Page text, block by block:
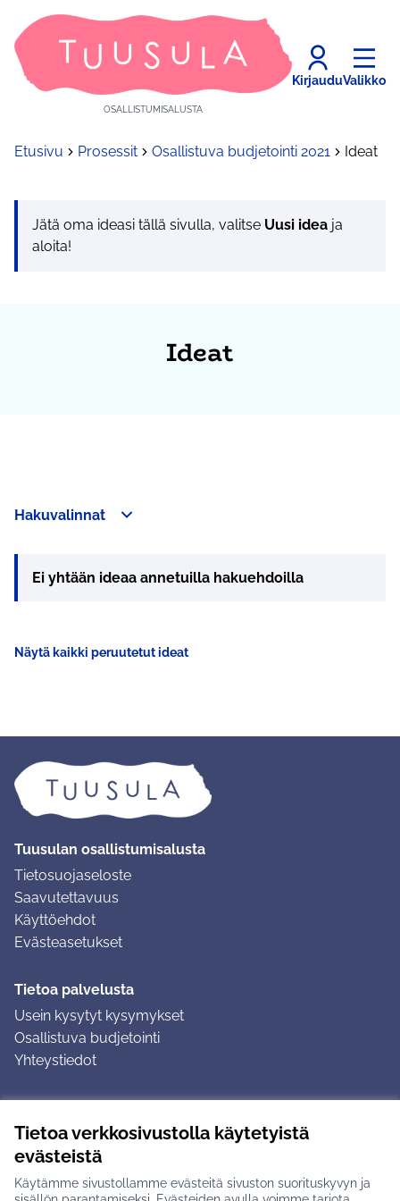
Tietoa verkkosivustolla käytetyistä
evästeistä
Käytämme sivustollamme evästeitä sivuston suorituskyvyn ja
OSALLISTUMISALUSTA
KirjauduValikko
Etusivu Prosessit Osallistuva budjetointi 2021 Ideat
Jätä oma ideasi tällä sivulla, valitse Uusi idea ja
aloita!
Ideat
Hakuvalinnat
Ei yhtään ideaa annetuilla hakuehdoilla
Näytä kaikki peruutetut ideat
Tuusulan osallistumisalusta
Tietosuojaseloste
Saavutettavuus
Käyttöehdot
Evästeasetukset
Tietoa palvelusta
Usein kysytyt kysymykset
Osallistuva budjetointi
Yhteystiedot
Ohjeet kirjautumiseen
Ohjeet kommentin jättämiseen